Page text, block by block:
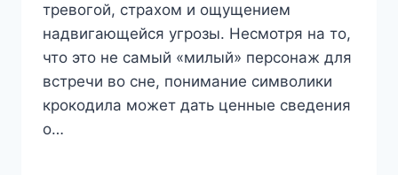
тревогой, страхом и ощущением
надвигающейся угрозы. Несмотря на то,
что это не самый «милый» персонаж для
встречи во сне, понимание символики
крокодила может дать ценные сведения
о…